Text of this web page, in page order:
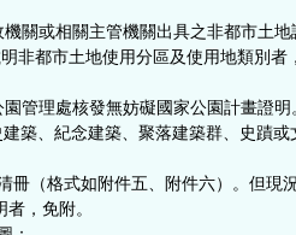
或相關主管機關出具之非都市土地
市土地使用分區及使用地類別者
管理處核發無妨礙國家公園計畫證明
念建築、聚落建築群、史蹟或
（格式如附件五、附件六）。但現
，免附。